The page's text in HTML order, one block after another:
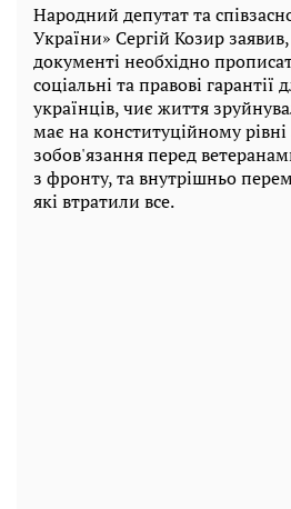
Народний депутат та
України» Сергій Козир
документі необхідно
соціальні та правові гарантії
українців, чиє життя
має на конституційному рівні
зобов'язання перед
з фронту, та внутрішньо
які втратили все.